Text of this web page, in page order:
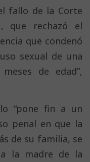
fallo de la Corte
que rechazó el
que condenó
sexual de una
de edad”,
“pone fin a un
penal en que la
de su familia, se
la madre de la